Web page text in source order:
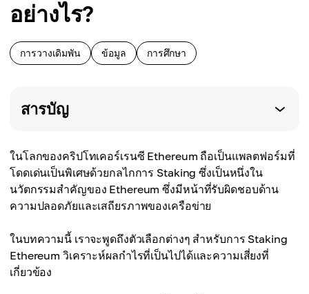
อย่างไร?
การวางเดิมพัน ข้อมูล การศึกษา
สารบัญ
ในโลกของคริปโทเคอร์เรนซี Ethereum ถือเป็นแพลตฟอร์มที่
โดดเด่นเป็นพิเศษด้วยกลไกการ Staking ซึ่งเป็นหนึ่งใน
นวัตกรรมสำคัญของ Ethereum ซึ่งมีหน้าที่รับผิดชอบด้าน
ความปลอดภัยและเสถียรภาพของเครือข่าย
ในบทความนี้ เราจะพูดถึงตัวเลือกต่างๆ สำหรับการ Staking
Ethereum วิเคราะห์ผลกำไรที่เป็นไปได้และความเสี่ยงที่
เกี่ยวข้อง